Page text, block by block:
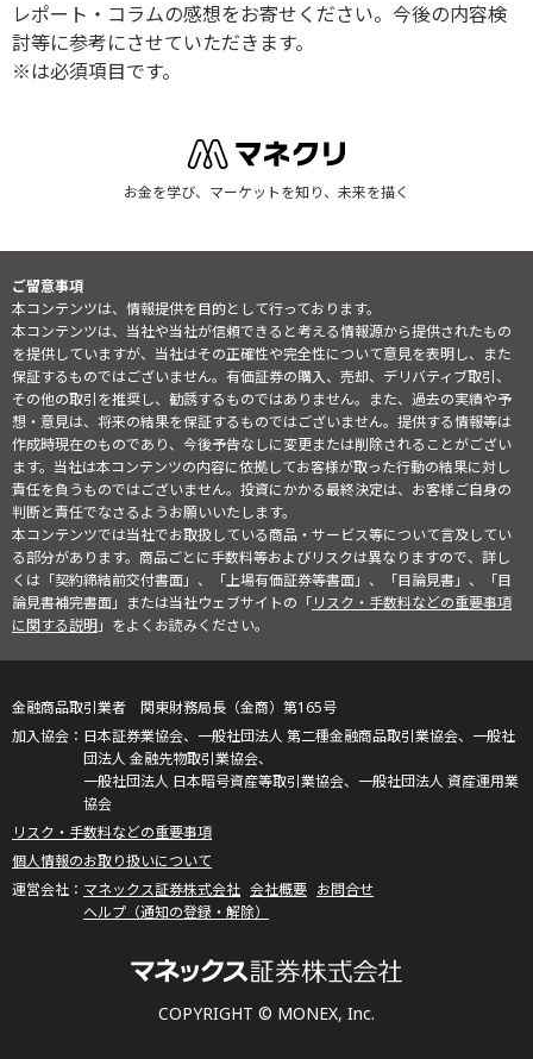
レポート・コラムの感想をお寄せください。今後の内容検
討等に参考にさせていただきます。
※は必須項目です。
お金を学び、マーケットを知り、未来を描く
ご留意事項
本コンテンツは、情報提供を目的として行っております。
本コンテンツは、当社や当社が信頼できると考える情報源から提供されたもの
を提供していますが、当社はその正確性や完全性について意見を表明し、また
保証するものではございません。有価証券の購入、売却、デリバティブ取引、
その他の取引を推奨し、勧誘するものではありません。また、過去の実績や予
想・意見は、将来の結果を保証するものではございません。提供する情報等は
作成時現在のものであり、今後予告なしに変更または削除されることがござい
ます。当社は本コンテンツの内容に依拠してお客様が取った行動の結果に対し
責任を負うものではございません。投資にかかる最終決定は、お客様ご自身の
判断と責任でなさるようお願いいたします。
本コンテンツでは当社でお取扱している商品・サービス等について言及してい
る部分があります。商品ごとに手数料等およびリスクは異なりますので、詳し
くは「契約締結前交付書面」、「上場有価証券等書面」、「目論見書」、「目
論見書補完書面」または当社ウェブサイトの「リスク・手数料などの重要事項
に関する説明」をよくお読みください。
COPYRIGHT © MONEX, Inc.
金融商品取引業者 関東財務局長（金商）第165号
日本証券業協会、一般社団法人 第二種金融商品取引業協会、一般社
団法人 金融先物取引業協会、
一般社団法人 日本暗号資産等取引業協会、一般社団法人 資産運用業
協会
リスク・手数料などの重要事項
個人情報のお取り扱いについて
マネックス証券株式会社 会社概要 お問合せ
ヘルプ（通知の登録・解除）